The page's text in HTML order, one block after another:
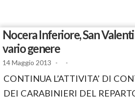
Nocera Inferiore, San
vario genere
14 Maggio 2013 - -
CONTINUA L’ATTIVITA’ DI
DEI CARABINIERI DEL